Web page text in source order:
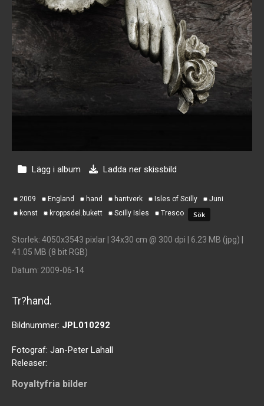
Lägg i album Ladda ner skissbild
2009 England hand hantverk Isles of Scilly
Juni
konst
kroppsdel.bukett Scilly Isles Tresco
Storlek: 4050x3543 pixlar | 34x30 cm @ 300 dpi | 6.23 MB (jpg) |
41.05 MB (8 bit RGB)
Datum: 2009-06-14
Tr?hand.
Bildnummer: JPL010292
Fotograf: Jan-Peter Lahall
Releaser:
Royaltyfria bilder